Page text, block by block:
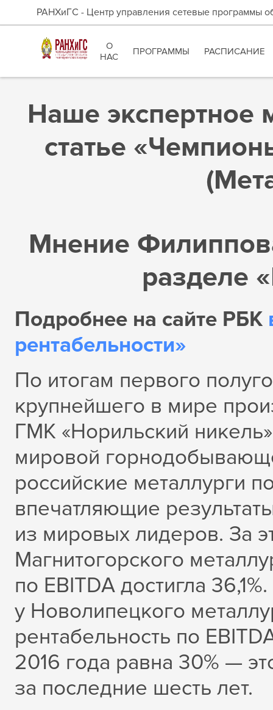
РАНХиГС - Центр управления сетевые программы
О
НАС
ПРОГРАММЫ РАСПИСАНИЕ
Наше экспертное
статье
Мнение
разделе
Подробнее на сайте РБК
рентабельности»
По итогам первого
крупнейшего в мире
ГМК «Норильский
мировой
российские металлурги
впечатляющие
из мировых лидеров. За
Магнитогорского
по EBITDA достигла
у Новолипецкого
рентабельность по
2016 года равна 30% —
за последние шесть лет.